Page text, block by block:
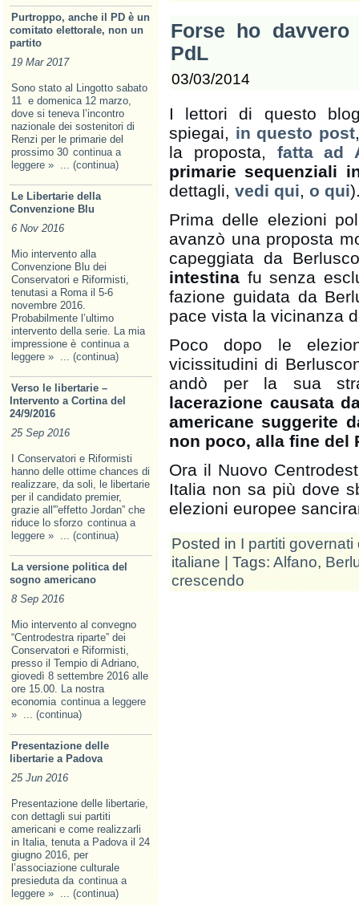
Purtroppo, anche il PD è un
comitato elettorale, non un
partito
19 Mar 2017
Sono stato al Lingotto sabato
11 e domenica 12 marzo,
dove si teneva l’incontro
nazionale dei sostenitori di
Renzi per le primarie del
prossimo 30 continua a
leggere » ... (continua)
Le Libertarie della
Convenzione Blu
6 Nov 2016
Mio intervento alla
Convenzione Blu dei
Conservatori e Riformisti,
tenutasi a Roma il 5-6
novembre 2016.
Probabilmente l’ultimo
intervento della serie. La mia
impressione è continua a
leggere » ... (continua)
Verso le libertarie –
Intervento a Cortina del
24/9/2016
25 Sep 2016
I Conservatori e Riformisti
hanno delle ottime chances di
realizzare, da soli, le libertarie
per il candidato premier,
grazie all'”effetto Jordan” che
riduce lo sforzo continua a
leggere » ... (continua)
La versione politica del
sogno americano
8 Sep 2016
Mio intervento al convegno
“Centrodestra riparte” dei
Conservatori e Riformisti,
presso il Tempio di Adriano,
giovedì 8 settembre 2016 alle
ore 15.00. La nostra
economia continua a leggere
» ... (continua)
Presentazione delle
libertarie a Padova
25 Jun 2016
Presentazione delle libertarie,
con dettagli sui partiti
americani e come realizzarli
in Italia, tenuta a Padova il 24
giugno 2016, per
l’associazione culturale
presieduta da continua a
leggere » ... (continua)
Forse ho
PdL
03/03/2014
I lettori di questo
spiegai, in questo post
la proposta, fatta ad
primarie sequenziali
dettagli, vedi qui, o qui
Prima delle elezioni
avanzò una proposta
capeggiata da
intestina fu senza
fazione guidata da
pace vista la vicinanza
Poco dopo le
vicissitudini di
andò per la sua
lacerazione causata
americane suggerite
non poco, alla fine del
Ora il Nuovo
Italia non sa più dove
elezioni europee
Posted in I partiti governati
italiane | Tags: Alfano,
crescendo